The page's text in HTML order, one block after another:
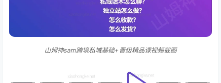
山姆神sam跨境私域基础+晋级精品课视频截图